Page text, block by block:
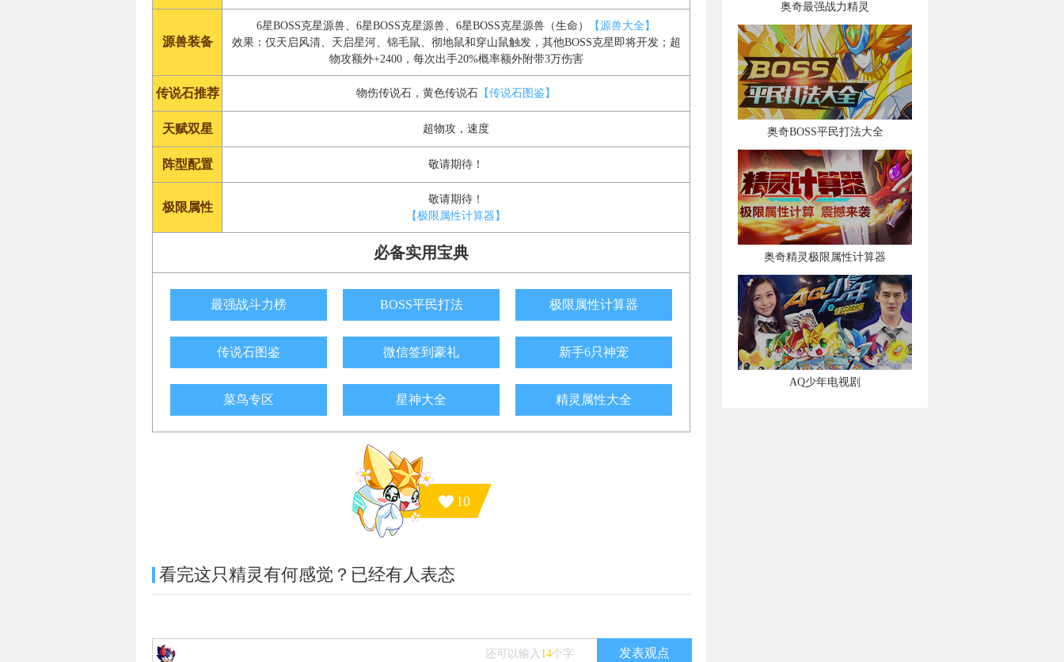
源兽装备
6星BOSS克星源兽、6星BOSS克星源兽、6星BOSS克星源兽（生命）
【源兽大全】
效果：仅天启风清、天启星河、锦毛鼠、彻地鼠和穿山鼠触发，其他BOSS克星即将开发；超
物攻额外+2400，每次出手20%概率额外附带3万伤害
传说石推荐 物伤传说石，黄色传说石 【传说石图鉴】
天赋双星 超物攻，速度
阵型配置 敬请期待！
极限属性
敬请期待！
【极限属性计算器】
必备实用宝典
最强战斗力榜 BOSS平民打法 极限属性计算器
传说石图鉴 微信签到豪礼 新手6只神宠
菜鸟专区 星神大全 精灵属性大全
10
看完这只精灵有何感觉？已经有人表态
还可以输入 14个字 发表观点
奥奇最强战力精灵
奥奇BOSS平民打法大全
奥奇精灵极限属性计算器
AQ少年电视剧